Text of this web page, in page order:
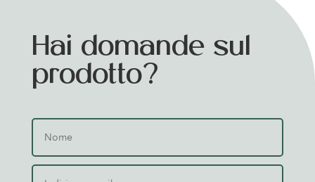
Hai domande sul
prodotto?